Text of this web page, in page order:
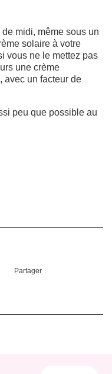
midi, même sous un
solaire à votre
vous ne le mettez pas
une crème
avec un facteur de
peu que possible au
Partager